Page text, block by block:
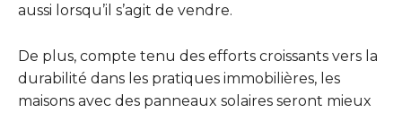
aussi lorsqu’il s’agit de vendre.
De plus, compte tenu des efforts croissants vers la
durabilité dans les pratiques immobilières, les
maisons avec des panneaux solaires seront mieux